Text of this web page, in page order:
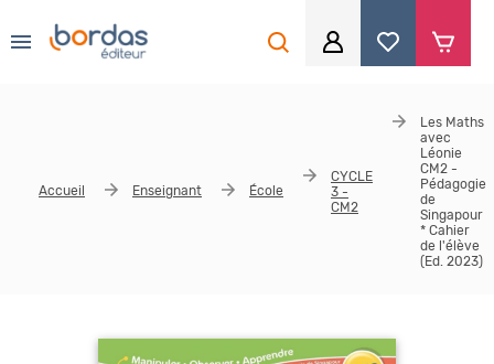
Accueil Enseignant École
CYCLE
3 -
CM2
Les Maths
avec
Léonie
CM2 -
Pédagogie
de
Singapour
* Cahier
de l'élève
(Ed. 2023)